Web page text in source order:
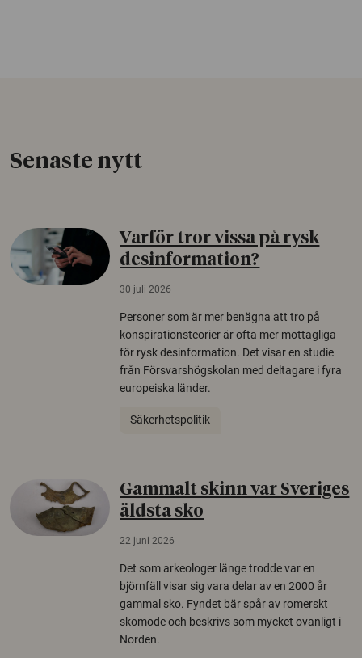
Senaste nytt
Varför tror vissa på rysk
desinformation?
30 juli 2026
Personer som är mer benägna att tro på
konspirationsteorier är ofta mer mottagliga
för rysk desinformation. Det visar en studie
från Försvarshögskolan med deltagare i fyra
europeiska länder.
Säkerhetspolitik
Gammalt skinn var Sveriges
äldsta sko
22 juni 2026
Det som arkeologer länge trodde var en
björnfäll visar sig vara delar av en 2000 år
gammal sko. Fyndet bär spår av romerskt
skomode och beskrivs som mycket ovanligt i
Norden.